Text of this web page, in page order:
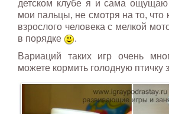
детском клубе я и сама ощущаю
мои пальцы, не смотря на то, что
взрослого человека с мелкой
в порядке
.
Вариаций таких игр очень
можете кормить голодную